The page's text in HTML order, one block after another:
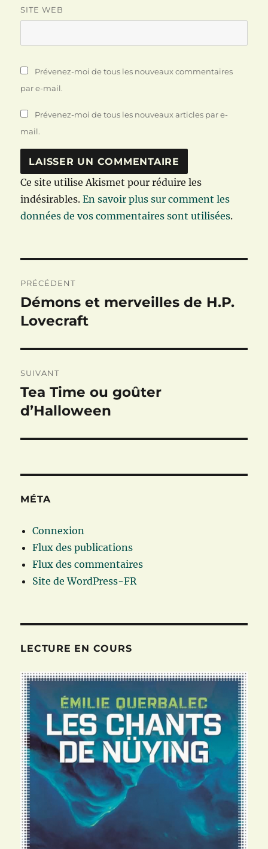
SITE WEB
Prévenez-moi de tous les nouveaux commentaires
par e-mail.
Prévenez-moi de tous les nouveaux articles par e-
mail.
Ce site utilise Akismet pour réduire les
indésirables.En savoir plus sur comment les
données de vos commentaires sont utilisées.
de
l’article
PRÉCÉDENT
Publication
précédente :
Démons et merveilles de H.P.
Lovecraft
SUIVANT
Publication
suivante :
Tea Time ou goûter
d’Halloween
MÉTA
Connexion
Flux des publications
Flux des commentaires
Site de WordPress-FR
LECTURE EN COURS